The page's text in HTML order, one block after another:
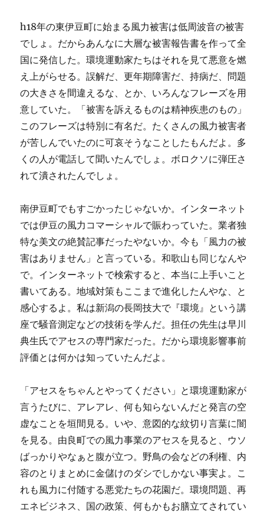
h18年の東伊豆町に始まる風力被害は低周波音の被害
でしょ。だからあんなに大層な被害報告書を作って全
国に発信した。環境運動家たちはそれを見て悪意を燃
え上がらせる。誤解だ、更年期障害だ、持病だ、問題
の大きさを間違えるな、とか、いろんなフレーズを用
意していた。「被害を訴えるものは精神疾患のもの」
このフレーズは特別に有名だ。たくさんの風力被害者
が苦しんでいたのに可哀そうなことしたもんだよ。多
くの人が電話して聞いたんでしょ。ボロクソに弾圧さ
れて潰されたんでしょ。
南伊豆町でもすごかったじゃないか。インターネット
では伊豆の風力コマーシャルで賑わっていた。業者独
特な美文の絶賛記事だったやないか。今も「風力の被
害はありません」と言っている。和歌山も同じなんや
で。インターネットで検索すると、本当に上手いこと
書いてある。地域対策もここまで進化したんやな、と
感心するよ。私は新潟の長岡技大で『環境』という講
座で騒音測定などの技術を学んだ。担任の先生は早川
典生氏でアセスの専門家だった。だから環境影響事前
評価とは何かは知っていたんだよ。
「アセスをちゃんとやってください」と環境運動家が
言うたびに、アレアレ、何も知らないんだと発言の空
虚なことを垣間見る。いや、意図的な紋切り言葉に闇
を見る。由良町での風力事業のアセスを見ると、ウソ
ばっかりやなぁと腹が立つ。野鳥の会などの利権、内
容のとりまとめに金儲けのダシでしかない事実よ。こ
れも風力に付随する悪党たちの花園だ。環境問題、再
エネビジネス、国の政策、何もかもお膳立てされてい